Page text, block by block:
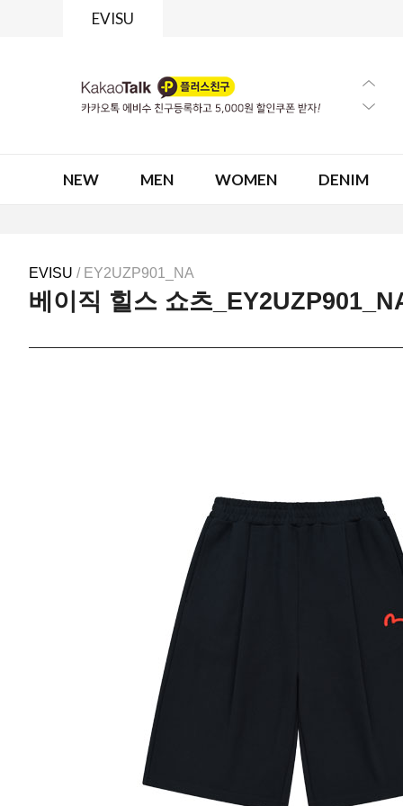
EVISU
NEW MEN WOMEN DENIM
EVISU / EY2UZP901_NA
베이직 힐스 쇼츠